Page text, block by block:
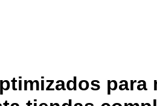
para